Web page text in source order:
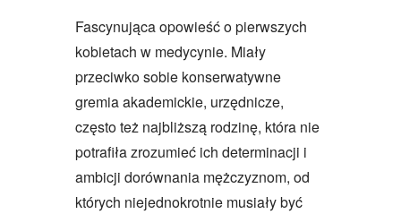
Fascynująca opowieść o pierwszych
kobietach w medycynie. Miały
przeciwko sobie konserwatywne
gremia akademickie, urzędnicze,
często też najbliższą rodzinę, która nie
potrafiła zrozumieć ich determinacji i
ambicji dorównania mężczyznom, od
których niejednokrotnie musiały być